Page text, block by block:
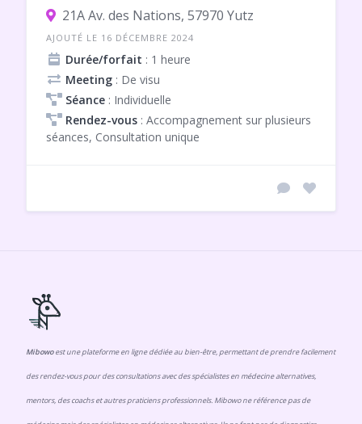
21A Av. des Nations, 57970 Yutz
AJOUTÉ LE 16 DÉCEMBRE 2024
Durée/forfait : 1 heure
Meeting : De visu
Séance : Individuelle
Rendez-vous : Accompagnement sur plusieurs
séances, Consultation unique
Mibowoest une plateforme en ligne dédiée au bien-être, permettant de prendre facilement
des rendez-vous pour des consultations avec des spécialistes en médecine alternatives,
mentors, des coachs et autres praticiens professionnels. Mibowo ne référence pas de